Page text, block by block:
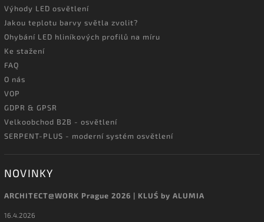
Výhody LED osvětlení
Jakou teplotu barvy světla zvolit?
Ohybání LED hliníkových profilů na míru
Ke stažení
FAQ
O nás
VOP
GDPR & GPSR
Velkoobchod B2B - osvětlení
SERPENT-PLUS - moderní systém osvětlení
NOVINKY
ARCHITECT@WORK Prague 2026 | KLUŚ by ALUMIA
16.4.2026